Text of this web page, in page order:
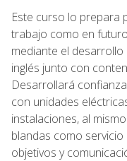
Este curso lo prepara
trabajo como en
mediante el
inglés junto con
Desarrollará
con unidades
instalaciones, al
blandas como
objetivos y